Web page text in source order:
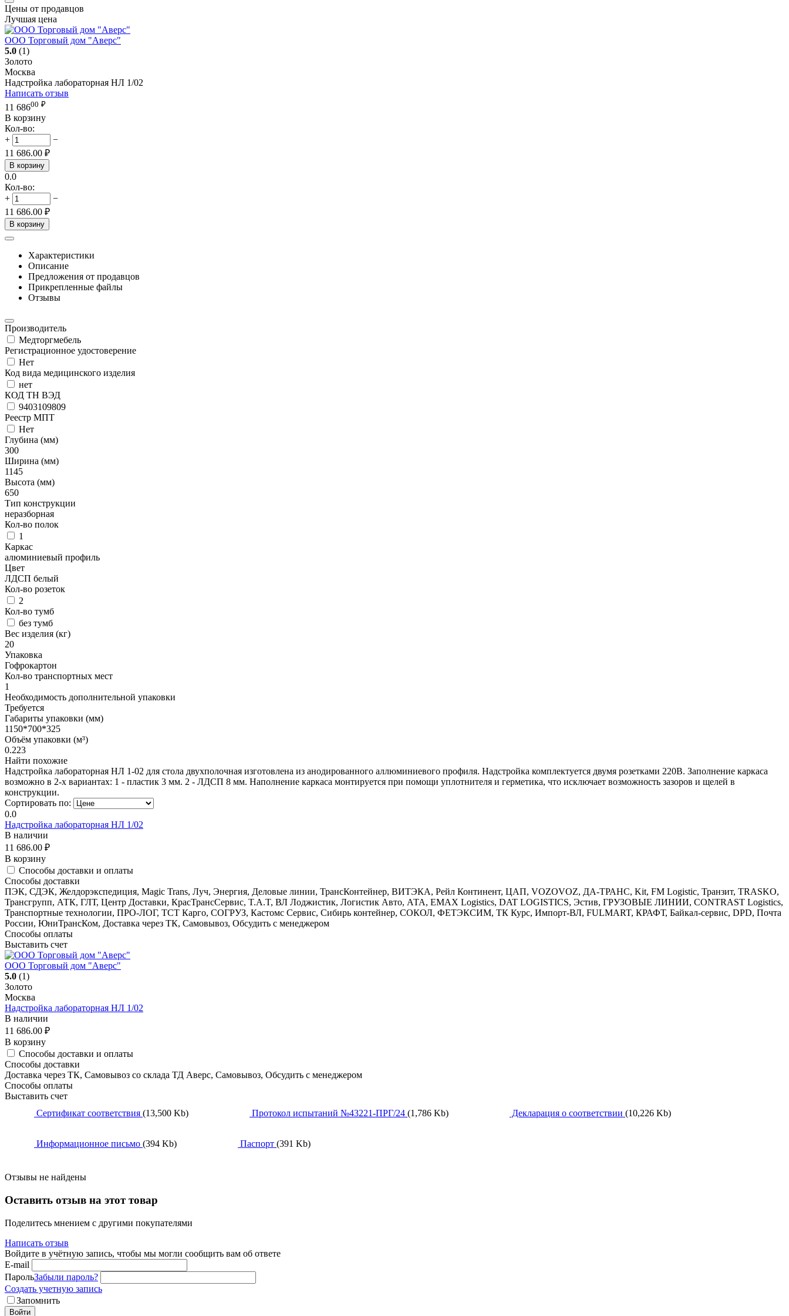
Цены от продавцов
Лучшая цена
ООО Торговый дом "Аверс"
5.0 (1)
Золото
Москва
Надстройка лабораторная НЛ 1/02
Написать отзыв
11 68600 ₽
В корзину
Кол-во:
+
−
11 686.00 ₽
В корзину
0.0
Кол-во:
+
−
11 686.00 ₽
В корзину
Характеристики
Описание
Предложения от продавцов
Прикрепленные файлы
Отзывы
Производитель
Медторгмебель
Регистрационное удостоверение
Нет
Код вида медицинского изделия
нет
КОД ТН ВЭД
9403109809
Реестр МПТ
Нет
Глубина (мм)
300
Ширина (мм)
1145
Высота (мм)
650
Тип конструкции
неразборная
Кол-во полок
1
Каркас
алюминиевый профиль
Цвет
ЛДСП белый
Кол-во розеток
2
Кол-во тумб
без тумб
Вес изделия (кг)
20
Упаковка
Гофрокартон
Кол-во транспортных мест
1
Необходимость дополнительной упаковки
Требуется
Габариты упаковки (мм)
1150*700*325
Объём упаковки (м³)
0.223
Найти похожие
Надстройка лабораторная НЛ 1-02 для стола двухполочная изготовлена из анодированного аллюминиевого профиля. Надстройка комплектуется двумя розетками 220В. Заполнение каркаса
возможно в 2-х вариантах: 1 - пластик 3 мм. 2 - ЛДСП 8 мм. Наполнение каркаса монтируется при помощи уплотнителя и герметика, что исключает возможность зазоров и щелей в
конструкции.
Сортировать по:
0.0
Надстройка лабораторная НЛ 1/02
В наличии
11 686.00 ₽
В корзину
Способы доставки и оплаты
Способы доставки
ПЭК, СДЭК, Желдорэкспедиция, Magic Trans, Луч, Энергия, Деловые линии, ТрансКонтейнер, ВИТЭКА, Рейл Континент, ЦАП, VOZOVOZ, ДА-ТРАНС, Kit, FM Logistic, Транзит, TRASKO,
Трансгрупп, АТК, ГЛТ, Центр Доставки, КрасТрансСервис, T.A.T, ВЛ Лоджистик, Логистик Авто, АТА, EMAX Logistics, DAT LOGISTICS, Эстив, ГРУЗОВЫЕ ЛИНИИ, CONTRAST Logistics,
Транспортные технологии, ПРО-ЛОГ, ТСТ Карго, СОГРУЗ, Кастомс Сервис, Сибирь контейнер, СОКОЛ, ФЕТЭКСИМ, ТК Курс, Импорт-ВЛ, FULMART, КРАФТ, Байкал-сервис, DPD, Почта
России, ЮниТрансКом, Доставка через ТК, Самовывоз, Обсудить с менеджером
Способы оплаты
Выставить счет
ООО Торговый дом "Аверс"
5.0 (1)
Золото
Москва
Надстройка лабораторная НЛ 1/02
В наличии
11 686.00 ₽
В корзину
Способы доставки и оплаты
Способы доставки
Доставка через ТК, Самовывоз со склада ТД Аверс, Самовывоз, Обсудить с менеджером
Способы оплаты
Выставить счет
Сертификат соответствия (13,500 Kb) Протокол испытаний №43221-ПРГ/24 (1,786 Kb) Декларация о соответствии (10,226 Kb)
Информационное письмо (394 Kb) Паспорт (391 Kb)
Отзывы не найдены
Оставить отзыв на этот товар
Поделитесь мнением с другими покупателями
Написать отзыв
Войдите в учётную запись, чтобы мы могли сообщить вам об ответе
E-mail
ПарольЗабыли пароль?
Создать учетную запись
Запомнить
Войти